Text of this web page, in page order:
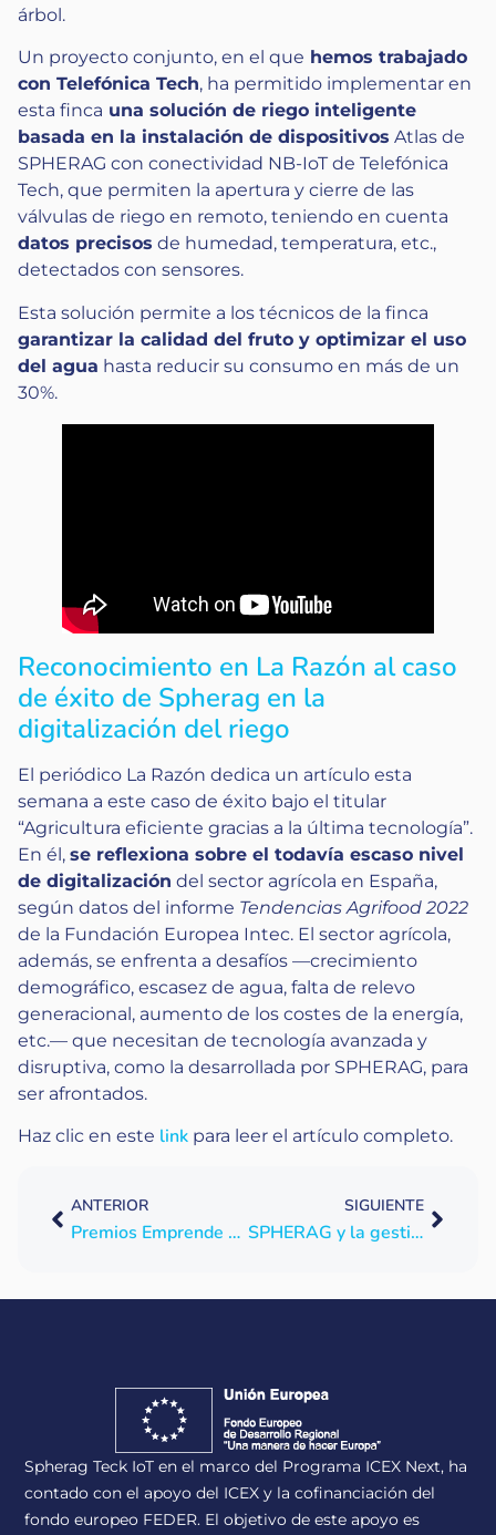
árbol.
Un proyecto conjunto, en el que hemos trabajado
con Telefónica Tech, ha permitido implementar en
esta finca una solución de riego inteligente
basada en la instalación de dispositivos Atlas de
SPHERAG con conectividad NB-IoT de Telefónica
Tech, que permiten la apertura y cierre de las
válvulas de riego en remoto, teniendo en cuenta
datos precisos de humedad, temperatura, etc.,
detectados con sensores.
Esta solución permite a los técnicos de la finca
garantizar la calidad del fruto y optimizar el uso
del agua hasta reducir su consumo en más de un
30%.
Reconocimiento en La Razón al caso
de éxito de Spherag en la
digitalización del riego
El periódico La Razón dedica un artículo esta
semana a este caso de éxito bajo el titular
“Agricultura eficiente gracias a la última tecnología”.
En él, se reflexiona sobre el todavía escaso nivel
de digitalización del sector agrícola en España,
según datos del informe Tendencias Agrifood 2022
de la Fundación Europea Intec. El sector agrícola,
además, se enfrenta a desafíos —crecimiento
demográfico, escasez de agua, falta de relevo
generacional, aumento de los costes de la energía,
etc.— que necesitan de tecnología avanzada y
disruptiva, como la desarrollada por SPHERAG, para
ser afrontados.
Haz clic en este link para leer el artículo completo.
ANTERIOR
Premios Emprende XXI 16ª Edición CaixaBank
SIGUIENTE
SPHERAG y la gestión digitalizada del agua en Estados Unidos: entrevista en Irrigation Leader Magazine
Spherag Teck IoT en el marco del Programa ICEX Next, ha
contado con el apoyo del ICEX y la cofinanciación del
fondo europeo FEDER. El objetivo de este apoyo es